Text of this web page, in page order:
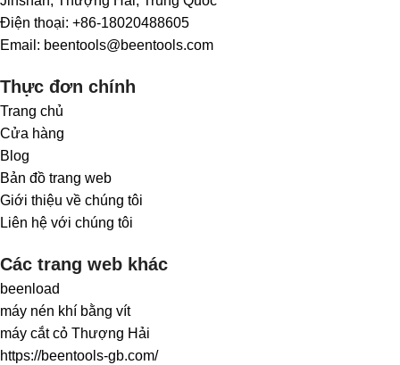
Điện thoại: +86-18020488605
Email: beentools@beentools.com
Thực đơn chính
Trang chủ
Cửa hàng
Blog
Bản đồ trang web
Giới thiệu về chúng tôi
Liên hệ với chúng tôi
Các trang web khác
beenload
máy nén khí bằng vít
máy cắt cỏ Thượng Hải
https://beentools-gb.com/